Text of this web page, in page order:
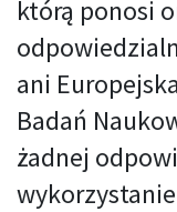
którą ponosi
ani
Badań
żadnej